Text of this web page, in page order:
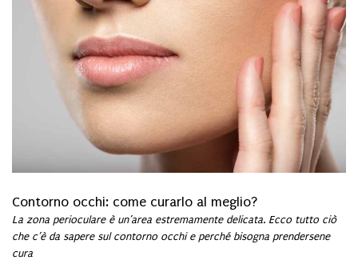
Contorno occhi: come curarlo al meglio?
La zona perioculare è un’area estremamente delicata. Ecco tutto ciò
che c’è da sapere sul contorno occhi e perché bisogna prendersene
cura